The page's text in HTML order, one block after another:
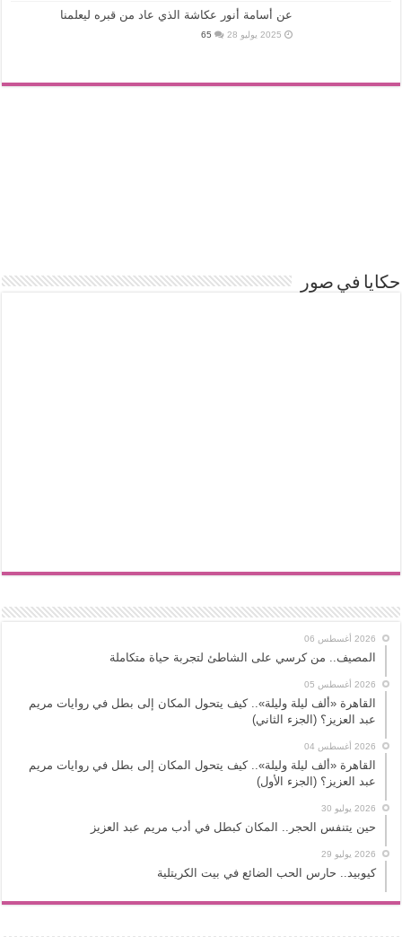
عن أسامة أنور عكاشة الذي عاد من قبره ليعلمنا
2025 يوليو 28 65
حكايا في صور
2026 أغسطس 06
المصيف.. من كرسي على الشاطئ لتجربة حياة متكاملة
2026 أغسطس 05
القاهرة «ألف ليلة وليلة».. كيف يتحول المكان إلى بطل في روايات مريم
عبد العزيز؟ (الجزء الثاني)
2026 أغسطس 04
القاهرة «ألف ليلة وليلة».. كيف يتحول المكان إلى بطل في روايات مريم
عبد العزيز؟ (الجزء الأول)
2026 يوليو 30
حين يتنفس الحجر.. المكان كبطل في أدب مريم عبد العزيز
2026 يوليو 29
كيوبيد.. حارس الحب الضائع في بيت الكريتلية